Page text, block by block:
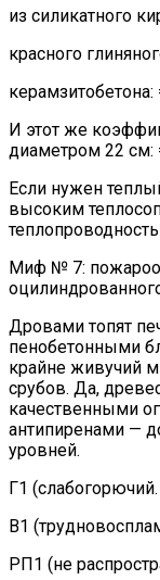
из силикатного
красного
керамзитобетона:
И этот же
диаметром 22 см:
Если нужен
высоким
Миф № 7:
Дровами топят
пенобетонными
крайне живучий
срубов. Да,
качественными
антипиренами —
уровней.
Г1 (слабогорючий.
В1
РП1 (не